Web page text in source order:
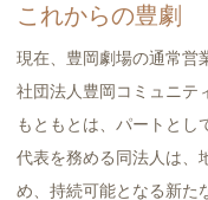
これからの豊劇
現在、豊岡劇場の通常営
社団法人豊岡コミュニテ
もともとは、パートとし
代表を務める同法人は、
め、持続可能となる新た